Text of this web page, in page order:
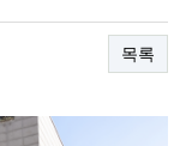
목록